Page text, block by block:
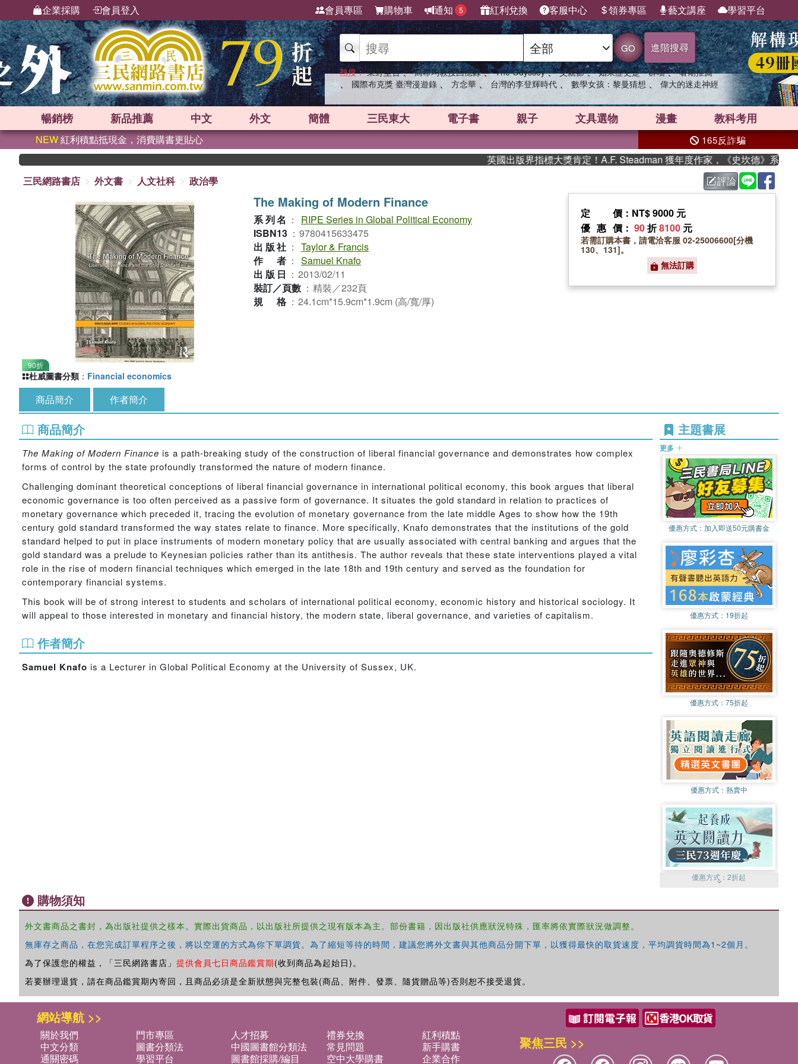
企業採購 會員登入 會員專區 購物車 通知 5 紅利兌換 客服中心 領券專區 藝文講座 學習平台
GO 進階搜尋
熱搜： 東野圭吾 、 高希均教授回憶錄 、 The Odyssey 、 父親節 、 如果歷史是一群喵 、 暑期推薦
、 國際布克獎 臺灣漫遊錄 、 方念華 、 台灣的李登輝時代 、 數學女孩：黎曼猜想 、 偉大的迷走神經
暢銷榜 新品推薦 中文 外文 簡體 三民東大 電子書 親子 文具選物 漫畫 教科考用
NEW紅利積點抵現金，消費購書更貼心 165反詐騙
英國出版界指標大獎肯定！A.F. Steadman 獲年度作家，《史坎德》系列帶你踏
三民網路書店
外文書 人文社科 政治學 評論
90折
The Making of Modern Finance
系列名 ：
RIPE Series in Global Political Economy
ISBN13 ： 9780415633475
出版社 ： Taylor & Francis
作者 ： Samuel Knafo
出版日 ： 2013/02/11
裝訂／頁數 ： 精裝／232頁
規格 ： 24.1cm*15.9cm*1.9cm (高/寬/厚)
定價 ：NT$ 9000 元
優惠價 ： 90折8100 元
若需訂購本書，請電洽客服 02-25006600[分機
130、131]。
無法訂購
杜威圖書分類 ： Financial economics
商品簡介 作者簡介
商品簡介
The Making of Modern Finance is a path-breaking study of the construction of liberal financial governance and demonstrates how complex
forms of control by the state profoundly transformed the nature of modern finance.
Challenging dominant theoretical conceptions of liberal financial governance in international political economy, this book argues that liberal
economic governance is too often perceived as a passive form of governance. It situates the gold standard in relation to practices of
monetary governance which preceded it, tracing the evolution of monetary governance from the late middle Ages to show how the 19th
century gold standard transformed the way states relate to finance. More specifically, Knafo demonstrates that the institutions of the gold
standard helped to put in place instruments of modern monetary policy that are usually associated with central banking and argues that the
gold standard was a prelude to Keynesian policies rather than its antithesis. The author reveals that these state interventions played a vital
role in the rise of modern financial techniques which emerged in the late 18th and 19th century and served as the foundation for
contemporary financial systems.
This book will be of strong interest to students and scholars of international political economy, economic history and historical sociology. It
will appeal to those interested in monetary and financial history, the modern state, liberal governance, and varieties of capitalism.
作者簡介
Samuel Knafo is a Lecturer in Global Political Economy at the University of Sussex, UK.
主題書展
更多
優惠方式： 加入即送50元購書金
優惠方式： 19折起
優惠方式： 75折起
優惠方式： 熱賣中
優惠方式：2折起
購物須知
外文書商品之書封，為出版社提供之樣本。實際出貨商品，以出版社所提供之現有版本為主。部份書籍，因出版社供應狀況特殊，匯率將依實際狀況做調整。
無庫存之商品，在您完成訂單程序之後，將以空運的方式為你下單調貨。為了縮短等待的時間，建議您將外文書與其他商品分開下單，以獲得最快的取貨速度，平均調貨時間為1~2個月。
為了保護您的權益，「三民網路書店」 提供會員七日商品鑑賞期(收到商品為起始日)。
若要辦理退貨，請在商品鑑賞期內寄回，且商品必須是全新狀態與完整包裝(商品、附件、發票、隨貨贈品等)否則恕不接受退貨。
網站導航 >>
關於我們 門市專區 人才招募 禮券兌換
紅利積點
中文分類
圖書分類法 中國圖書館分類法 常見問題
新手購書
通關密碼
學習平台 圖書館採購/編目 空中大學購書
企業合作
聚焦三民 >>